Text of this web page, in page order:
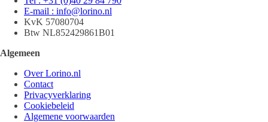
E-mail : info@lorino.nl
KvK 57080704
Btw NL852429861B01
Algemeen
Over Lorino.nl
Contact
Privacyverklaring
Cookiebeleid
Algemene voorwaarden